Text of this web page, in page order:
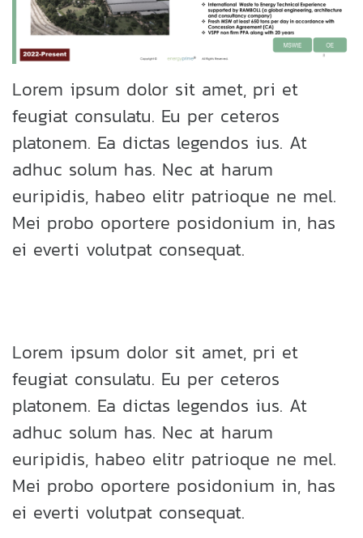
Lorem ipsum dolor sit amet, pri et
feugiat consulatu. Eu per ceteros
platonem. Ea dictas legendos ius. At
adhuc solum has. Nec at harum
euripidis, habeo elitr patrioque ne mel.
Mei probo oportere posidonium in, has
ei everti volutpat consequat.
Lorem ipsum dolor sit amet, pri et
feugiat consulatu. Eu per ceteros
platonem. Ea dictas legendos ius. At
adhuc solum has. Nec at harum
euripidis, habeo elitr patrioque ne mel.
Mei probo oportere posidonium in, has
ei everti volutpat consequat.